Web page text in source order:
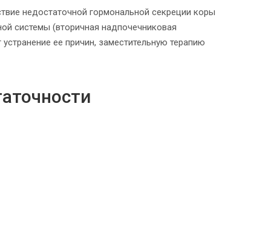
недостаточной гормональной секреции коры
системы (вторичная надпочечниковая
ее причин, заместительную терапию